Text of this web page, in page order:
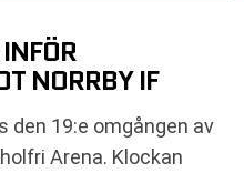
IF
FF
IF
NORRBY IF
den 19:e omgången av
Arena. Klockan